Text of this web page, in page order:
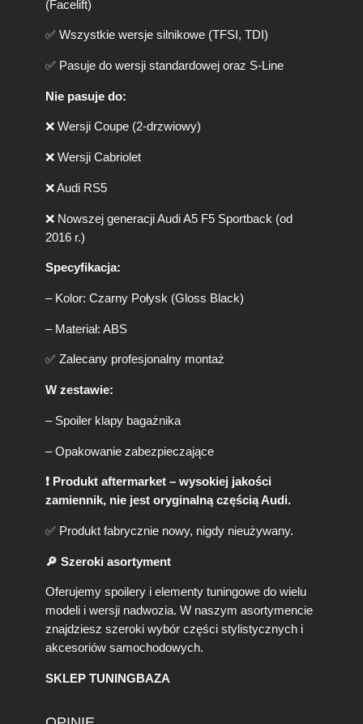
3
8
2
0
0
7
2
1
)
S
o
t
a
k
z
P
y
k
(Facelift)
✅ Wszystkie wersje silnikowe (TFSI, TDI)
✅ Pasuje do wersji standardowej oraz S-Line
Nie pasuje do:
❌ Wersji Coupe (2-drzwiowy)
❌ Wersji Cabriolet
❌ Audi RS5
❌ Nowszej generacji Audi A5 F5 Sportback (od
2016 r.)
Specyfikacja:
– Kolor: Czarny Połysk (Gloss Black)
– Materiał: ABS
✅ Zalecany profesjonalny montaż
W zestawie:
– Spoiler klapy bagażnika
– Opakowanie zabezpieczające
❗ Produkt aftermarket – wysokiej jakości
zamiennik, nie jest oryginalną częścią Audi.
✅ Produkt fabrycznie nowy, nigdy nieużywany.
🔎 Szeroki asortyment
Oferujemy spoilery i elementy tuningowe do wielu
modeli i wersji nadwozia. W naszym asortymencie
znajdziesz szeroki wybór części stylistycznych i
akcesoriów samochodowych.
SKLEP TUNINGBAZA